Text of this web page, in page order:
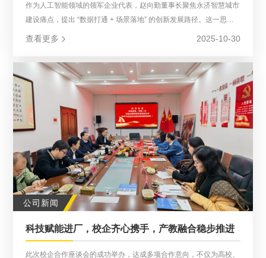
作为人工智能领域的领军企业代表，赵向勤董事长聚焦永济智慧城市
建设痛点，提出 “数据打通 + 场景落地” 的创新发展路径。这一思路
直指当前城市数字化建设中的数据壁垒问题，强调以技术手段打破部
人工智能、大数据等前沿技术的场景化落地，让数字化服务真正惠及
企业与民众。
查看更多 2025-10-30
公司新闻
科技赋能进厂，校企齐心携手，产教融合稳步推进
此次校企合作座谈会的成功举办，达成多项合作意向，不仅为高校、